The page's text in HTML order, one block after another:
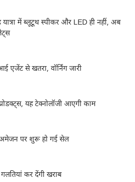
में ब्लूटूथ स्पीकर और LED ही नहीं, अब
से खतरा, वॉर्निंग जारी
यह टेक्नोलॉजी आएगी काम
पर शुरू हो गई सेल
कर देंगी खराब